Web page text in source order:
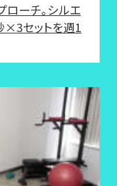
ローチ。シルエ
×3セットを週1